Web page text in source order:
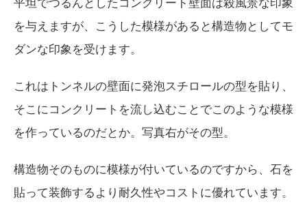
を与えますが、こうした模様があると構造物としてモ
ダンな印象を受けます。
これはトンネルの壁面に発泡スチロールの型を貼り、
そこにコンクリートを流し込むことでこのような模様
を作っているのだとか。写真右がその型。
構造物そのものに模様が付いているのですから、石を
貼って装飾するより耐久性やコストに優れています。